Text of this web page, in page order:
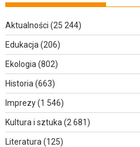
Aktualności (25 244)
Edukacja (206)
Ekologia (802)
Historia (663)
Imprezy(1 546)
Kultura i sztuka (2 681)
Literatura (125)